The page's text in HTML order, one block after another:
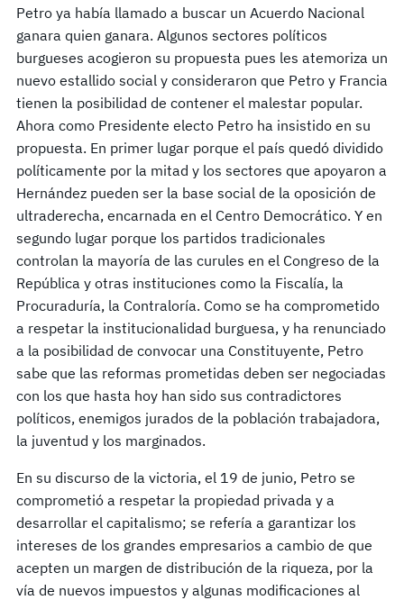
Petro ya había llamado a buscar un Acuerdo Nacional
ganara quien ganara. Algunos sectores políticos
burgueses acogieron su propuesta pues les atemoriza un
nuevo estallido social y consideraron que Petro y Francia
tienen la posibilidad de contener el malestar popular.
Ahora como Presidente electo Petro ha insistido en su
propuesta. En primer lugar porque el país quedó dividido
políticamente por la mitad y los sectores que apoyaron a
Hernández pueden ser la base social de la oposición de
ultraderecha, encarnada en el Centro Democrático. Y en
segundo lugar porque los partidos tradicionales
controlan la mayoría de las curules en el Congreso de la
República y otras instituciones como la Fiscalía, la
Procuraduría, la Contraloría. Como se ha comprometido
a respetar la institucionalidad burguesa, y ha renunciado
a la posibilidad de convocar una Constituyente, Petro
sabe que las reformas prometidas deben ser negociadas
con los que hasta hoy han sido sus contradictores
políticos, enemigos jurados de la población trabajadora,
la juventud y los marginados.
En su discurso de la victoria, el 19 de junio, Petro se
comprometió a respetar la propiedad privada y a
desarrollar el capitalismo; se refería a garantizar los
intereses de los grandes empresarios a cambio de que
acepten un margen de distribución de la riqueza, por la
vía de nuevos impuestos y algunas modificaciones al